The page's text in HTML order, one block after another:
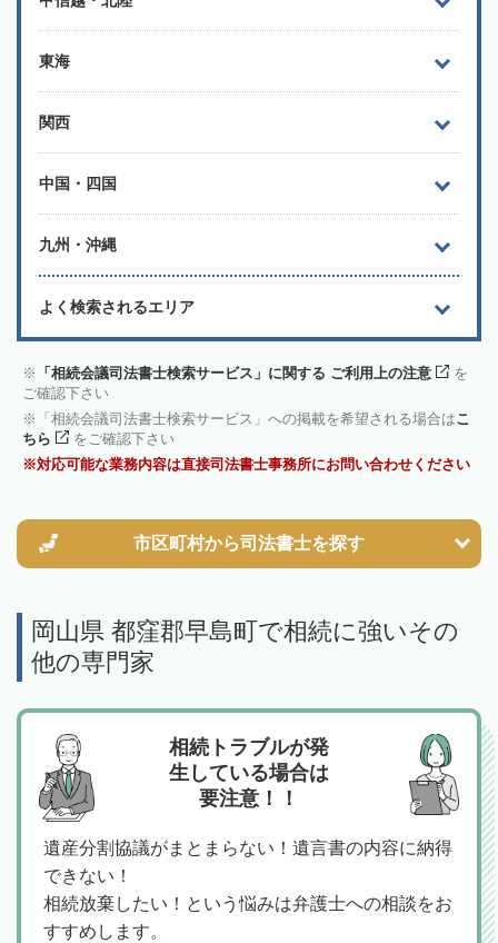
東海
関西
中国・四国
九州・沖縄
よく検索されるエリア
「相続会議司法書士検索サービス」に関する ご利用上の注意
を
ご確認下さい
「相続会議司法書士検索サービス」への掲載を希望される場合はこ
ちら
をご確認下さい
対応可能な業務内容は直接司法書士事務所にお問い合わせください
市区町村から司法書士を探す
岡山県 都窪郡早島町で相続に強いその
他の専門家
相続トラブルが発
生している場合は
要注意！！
遺産分割協議がまとまらない！遺言書の内容に納得
できない！
相続放棄したい！という悩みは弁護士への相談をお
すすめします。